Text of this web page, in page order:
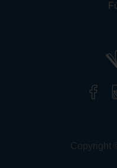
Copyright